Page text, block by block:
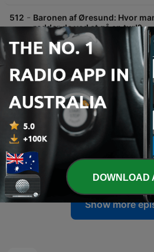
512 - Baronen af Øresund: Hvor
redder de ved at gå en tur!?
03 Aug 2026
511 - Joachim B. Olsen: Hvorfor
islamisk terror?
31 Jul 2026
510 - Thorborg planlagde flugt fra
af SKAT: 'Jeg får gåsehud af
29 Jul 2026
Show more
DOWNLOAD